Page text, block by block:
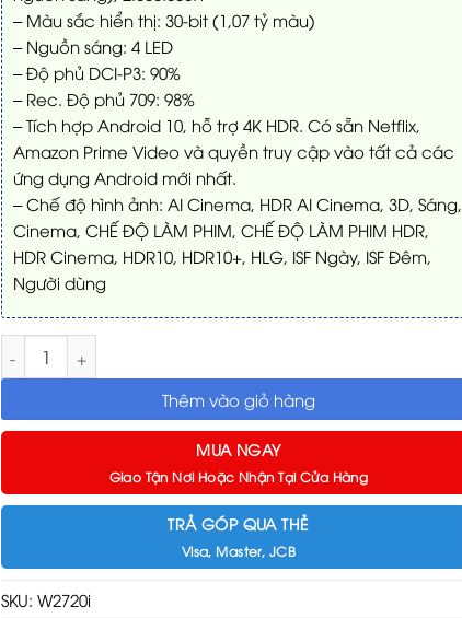
– Màu sắc hiển thị: 30-bit (1,07 tỷ màu)
– Nguồn sáng: 4 LED
– Độ phủ DCI-P3: 90%
– Rec. Độ phủ 709: 98%
– Tích hợp Android 10, hỗ trợ 4K HDR. Có sẵn Netflix,
Amazon Prime Video và quyền truy cập vào tất cả các
ứng dụng Android mới nhất.
– Chế độ hình ảnh: AI Cinema, HDR AI Cinema, 3D, Sáng,
Cinema, CHẾ ĐỘ LÀM PHIM, CHẾ ĐỘ LÀM PHIM HDR,
HDR Cinema, HDR10, HDR10+, HLG, ISF Ngày, ISF Đêm,
Người dùng
Máy chiếu 4K HDR 2500lms BenQ W2720i số lượng
Thêm vào giỏ hàng
MUA NGAY
Giao Tận Nơi Hoặc Nhận Tại Cửa Hàng
TRẢ GÓP QUA THẺ
Visa, Master, JCB
SKU: W2720i